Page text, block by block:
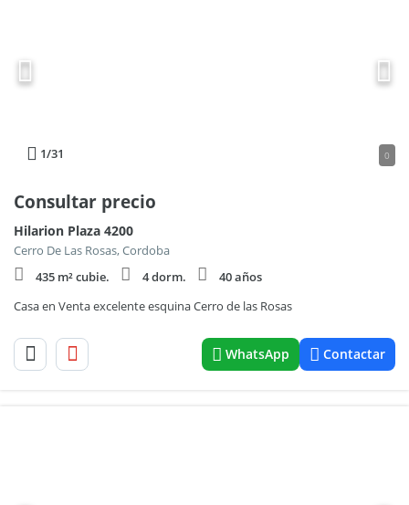
1/31 0
Consultar precio
Hilarion Plaza 4200
Cerro De Las Rosas, Cordoba
435 m² cubie.
4 dorm.
40 años
Casa en Venta excelente esquina Cerro de las Rosas
WhatsApp Contactar